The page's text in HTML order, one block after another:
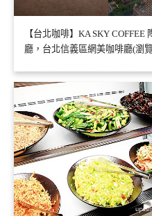
【台北咖啡】KA SKY
廳，台北信義區網美咖啡廳(瀏